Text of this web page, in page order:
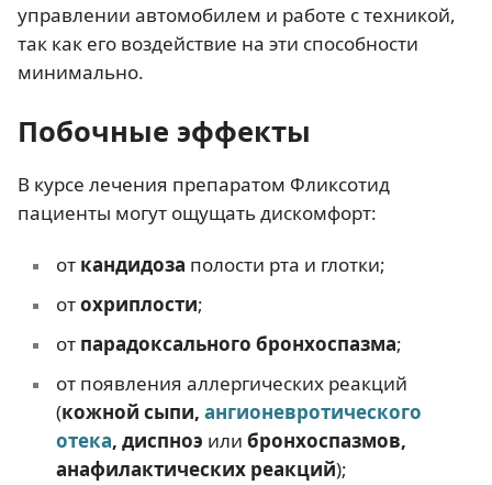
управлении автомобилем и работе с техникой,
так как его воздействие на эти способности
минимально.
Побочные эффекты
В курсе лечения препаратом Фликсотид
пациенты могут ощущать дискомфорт:
от кандидоза полости рта и глотки;
отохриплости;
от парадоксального бронхоспазма;
от появления аллергических реакций
(кожной сыпи, ангионевротического
отека, диспноэ или бронхоспазмов,
анафилактических реакций);